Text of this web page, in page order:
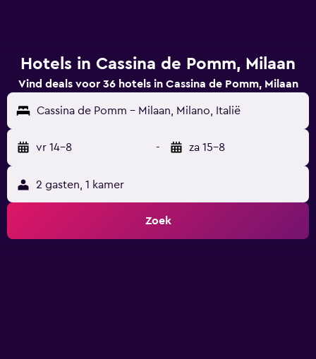
Hotels in Cassina de Pomm, Milaan
Vind deals voor 36 hotels in Cassina de Pomm, Milaan
Cassina de Pomm - Milaan, Milano, Italië
vr 14-8 - za 15-8
2 gasten, 1 kamer
Zoek